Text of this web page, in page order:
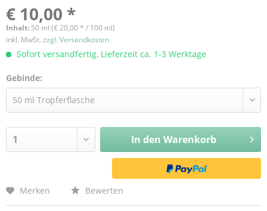
€ 10,00 *
Inhalt: 50 ml (€ 20,00 * / 100 ml)
inkl. MwSt. zzgl. Versandkosten
Sofort versandfertig, Lieferzeit ca. 1-3 Werktage
Gebinde:
In den Warenkorb
Merken Bewerten